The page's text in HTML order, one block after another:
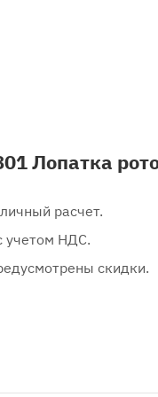
Лопатка
расчет.
учетом НДС.
скидки.